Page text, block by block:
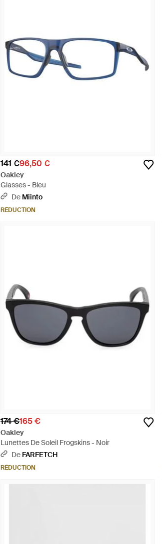
141 €96,50 €
Oakley
Glasses - Bleu
De Miinto
RÉDUCTION
174 €165 €
Oakley
Lunettes De Soleil Frogskins - Noir
De FARFETCH
RÉDUCTION